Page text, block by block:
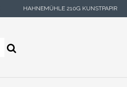
HAHNEMÜHLE 210G KUNSTPAPIR